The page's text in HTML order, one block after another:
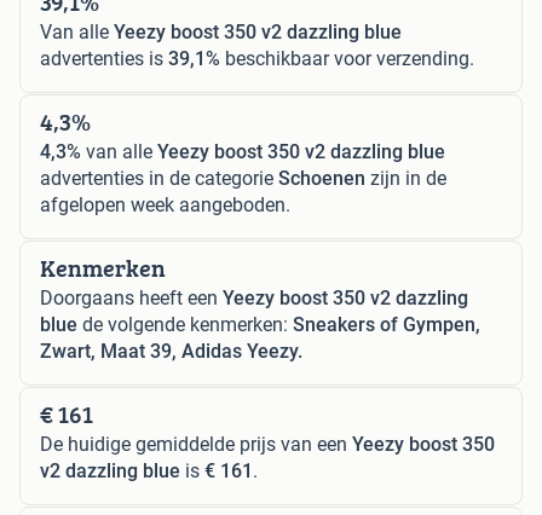
Van alle Yeezy boost 350 v2 dazzling blue
advertenties is 39,1% beschikbaar voor verzending.
4,3%
4,3% van alle Yeezy boost 350 v2 dazzling blue
advertenties in de categorie Schoenen zijn in de
afgelopen week aangeboden.
Kenmerken
Doorgaans heeft een Yeezy boost 350 v2 dazzling
blue de volgende kenmerken: Sneakers of Gympen,
Zwart, Maat 39, Adidas Yeezy.
€ 161
De huidige gemiddelde prijs van een Yeezy boost 350
v2 dazzling blue is € 161 .